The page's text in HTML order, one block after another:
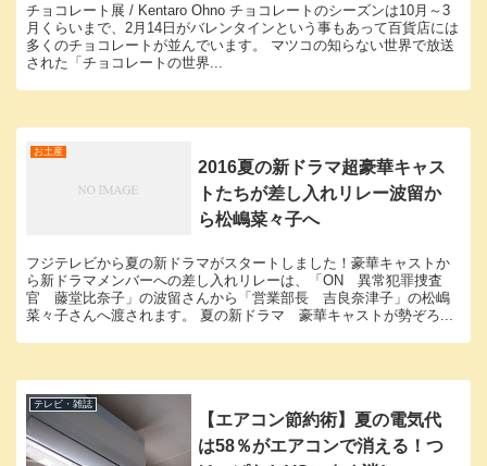
チョコレート展 / Kentaro Ohno チョコレートのシーズンは10月～3
月くらいまで、2月14日がバレンタインという事もあって百貨店には
多くのチョコレートが並んでいます。 マツコの知らない世界で放送
された「チョコレートの世界...
お土産
2016夏の新ドラマ超豪華キャス
トたちが差し入れリレー波留か
ら松嶋菜々子へ
フジテレビから夏の新ドラマがスタートしました！豪華キャストか
ら新ドラマメンバーへの差し入れリレーは、「ON 異常犯罪捜査
官 藤堂比奈子」の波留さんから「営業部長 吉良奈津子」の松嶋
菜々子さんへ渡されます。 夏の新ドラマ 豪華キャストが勢ぞろ...
テレビ・雑誌
【エアコン節約術】夏の電気代
は58％がエアコンで消える！つ